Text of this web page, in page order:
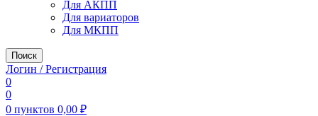
Для АКПП
Для вариаторов
Для МКПП
Поиск
Логин / Регистрация
0
0
0 пунктов 0,00 ₽